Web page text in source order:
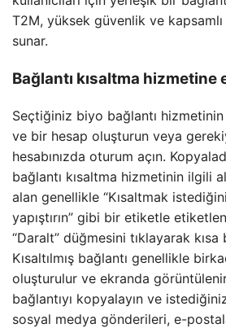
T2M, yüksek güvenlik ve
sunar.
Bağlantı kısaltma hizmetine
Seçtiğiniz biyo bağlantı
ve bir hesap oluşturun veya
hesabınızda oturum açın.
bağlantı kısaltma hizmetinin ilgili
alan genellikle “Kısaltmak
yapıştırın” gibi bir etiketle
“Daralt” düğmesini tıklayarak kısa
Kısaltılmış bağlantı genellikle
oluşturulur ve ekranda
bağlantıyı kopyalayın ve
sosyal medya gönderileri, e-